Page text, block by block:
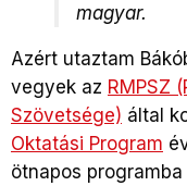
magyar.
Azért utaztam
vegyek az RMPSZ
Szövetsége) által
Oktatási Program
ötnapos